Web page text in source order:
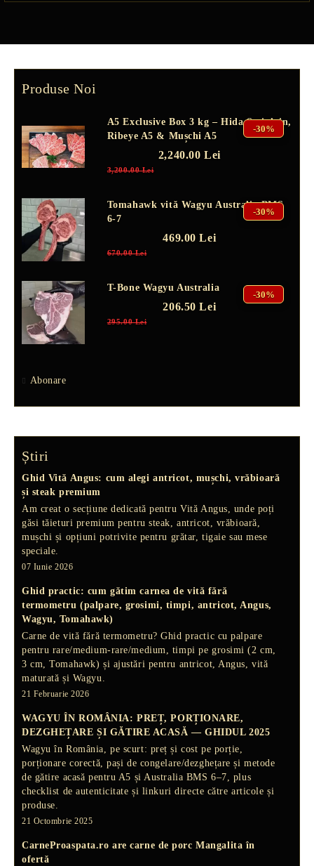
Produse Noi
A5 Exclusive Box 3 kg – Hida Striploin,
Ribeye A5 & Mușchi A5
-30%
2,240.00 Lei
3,200.00 Lei
Tomahawk vită Wagyu Australia BMS
6-7
-30%
469.00 Lei
670.00 Lei
T-Bone Wagyu Australia
-30%
206.50 Lei
295.00 Lei
Abonare
Știri
Ghid Vită Angus: cum alegi antricot, mușchi, vrăbioară
și steak premium
Am creat o secțiune dedicată pentru Vită Angus, unde poți
găsi tăieturi premium pentru steak, antricot, vrăbioară,
mușchi și opțiuni potrivite pentru grătar, tigaie sau mese
speciale.
07 Iunie 2026
Ghid practic: cum gătim carnea de vită fără
termometru (palpare, grosimi, timpi, antricot, Angus,
Wagyu, Tomahawk)
Carne de vită fără termometru? Ghid practic cu palpare
pentru rare/medium-rare/medium, timpi pe grosimi (2 cm,
3 cm, Tomahawk) și ajustări pentru antricot, Angus, vită
maturată și Wagyu.
21 Februarie 2026
WAGYU ÎN ROMÂNIA: PREȚ, PORȚIONARE,
DEZGHEȚARE ȘI GĂTIRE ACASĂ — GHIDUL 2025
Wagyu în România, pe scurt: preț și cost pe porție,
porționare corectă, pași de congelare/dezghețare și metode
de gătire acasă pentru A5 și Australia BMS 6–7, plus
checklist de autenticitate și linkuri directe către articole și
produse.
21 Octombrie 2025
CarneProaspata.ro arecarne de porc Mangalita în
ofertă